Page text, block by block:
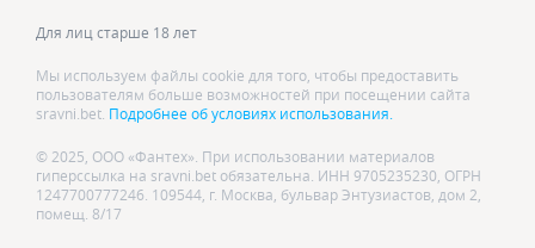
Для лиц старше 18 лет
Мы используем файлы cookie для того, чтобы предоставить
пользователям больше возможностей при посещении сайта
sravni.bet. Подробнее об условиях использования.
© 2025, ООО «Фантех». При использовании материалов
гиперссылка на sravni.bet обязательна. ИНН 9705235230, ОГРН
1247700777246. 109544, г. Москва, бульвар Энтузиастов, дом 2,
помещ. 8/17